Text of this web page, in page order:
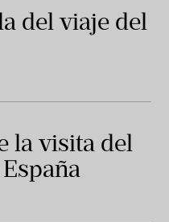
del viaje del
la visita del